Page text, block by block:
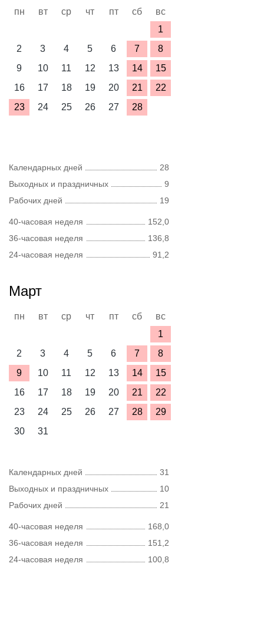
пн вт ср чт пт сб
вс
1
2
3 4 5 6 7
8
9
10 11 12 13 14
15
16
17 18 19 20 21
22
23
24 25 26 27 28
Календарных дней
28
Выходных и праздничных
9
Рабочих дней
19
40-часовая неделя
152,0
36-часовая неделя
136,8
24-часовая неделя
91,2
Март
пн вт ср чт пт сб
вс
1
2
3 4 5 6 7
8
9
10 11 12 13 14
15
16
17 18 19 20 21
22
23
24 25 26 27 28
29
30
31
Календарных дней
31
Выходных и праздничных
10
Рабочих дней
21
40-часовая неделя
168,0
36-часовая неделя
151,2
24-часовая неделя
100,8